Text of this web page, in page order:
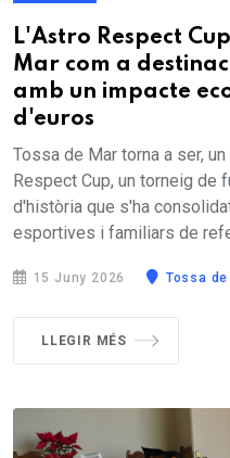
L'Astro Respect
Mar com a
amb un impacte
d'euros
Tossa de Mar torna a ser,
Respect Cup, un torneig de
d'història que s'ha
esportives i familiars de
15 Juny 2026 Tossa
LLEGIR MÉS